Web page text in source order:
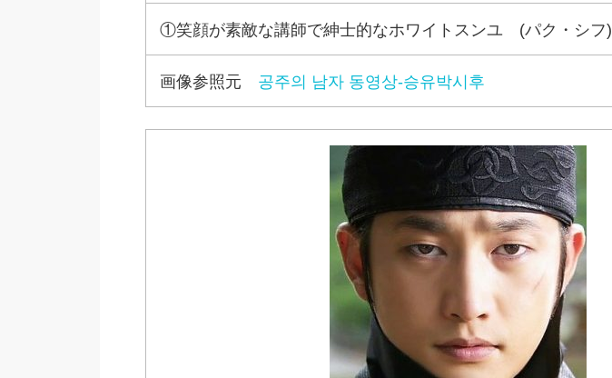
①笑顔が素敵な講師で紳士的なホワイトスンユ (パク・シフ)
画像参照元 공주의 남자 동영상-승유박시후